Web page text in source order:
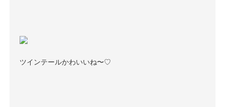
ツインテールかわいいね〜♡